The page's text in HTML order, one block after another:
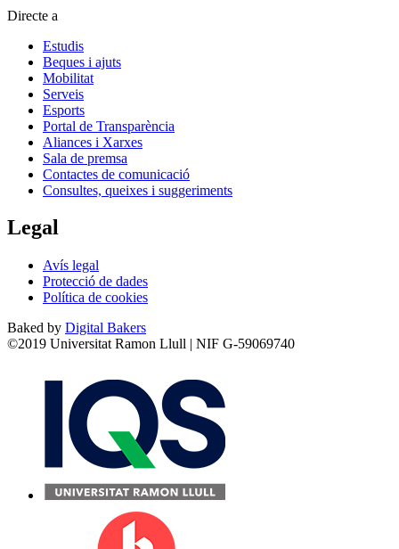
Directe a
Estudis
Beques i ajuts
Mobilitat
Serveis
Esports
Portal de Transparència
Aliances i Xarxes
Sala de premsa
Contactes de comunicació
Consultes, queixes i suggeriments
Legal
Avís legal
Protecció de dades
Política de cookies
Baked by Digital Bakers
©2019 Universitat Ramon Llull | NIF G-59069740